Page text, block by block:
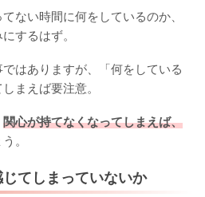
ない時間に何をしているのか、
するはず。
はありますが、「何をしている
まえば要注意。
関心が持てなくなってしまえば、
。
てしまっていないか